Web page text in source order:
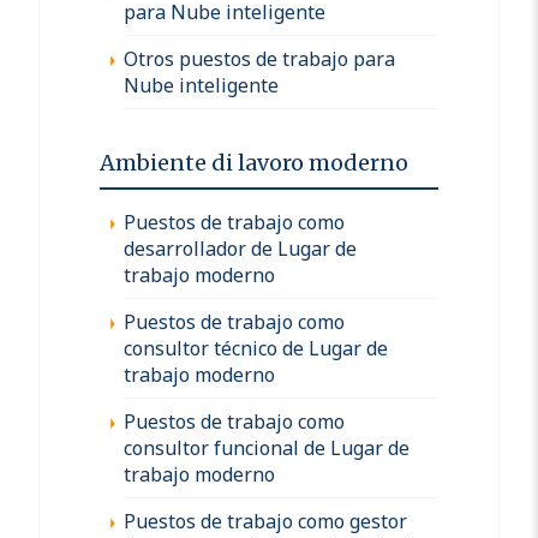
para Nube inteligente
Otros puestos de trabajo para
Nube inteligente
Ambiente di lavoro moderno
Puestos de trabajo como
desarrollador de Lugar de
trabajo moderno
Puestos de trabajo como
consultor técnico de Lugar de
trabajo moderno
Puestos de trabajo como
consultor funcional de Lugar de
trabajo moderno
Puestos de trabajo como gestor